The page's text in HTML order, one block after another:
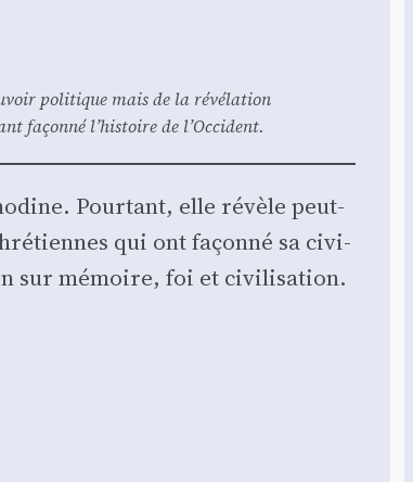
poli­tique mais de la révé­la­tion
façon­né l’histoire de l’Occident.
Pour­tant, elle révèle peut-
qui ont façon­né sa civi­
sur mémoire, foi et civi­li­sa­tion.